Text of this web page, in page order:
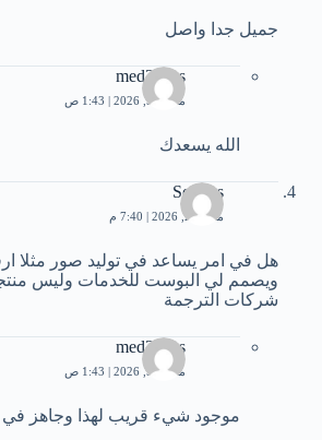
جميل جدا واصل
med3bbas
مارس 5, 2026 | 1:43 ص
الله يسعدك
Sondos
مارس 2, 2026 | 7:40 م
هل في امر يساعد في توليد صور مثلا
ويصمم لي البوست للخدمات وليس
شركات الترجمة
med3bbas
مارس 5, 2026 | 1:43 ص
موجود شيء قريب لهذا وجاهز في